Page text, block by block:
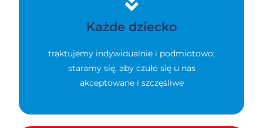
Każde dziecko
traktujemy indywidualnie i podmiotowo;
staramy się, aby czuło się u nas
akceptowane i szczęśliwe